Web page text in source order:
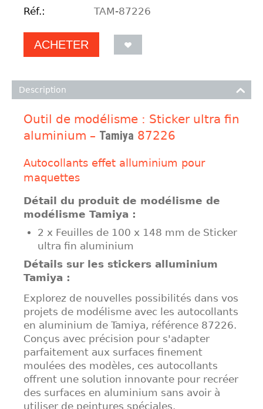
Réf.: TAM-87226
ACHETER
Description
Outil de modélisme : Sticker ultra fin
aluminium – Tamiya 87226
Autocollants effet alluminium pour
maquettes
Détail du produit de modélisme de
modélisme Tamiya :
2 x Feuilles de 100 x 148 mm de Sticker
ultra fin aluminium
Détails sur les stickers alluminium
Tamiya :
Explorez de nouvelles possibilités dans vos
projets de modélisme avec les autocollants
en aluminium de Tamiya, référence 87226.
Conçus avec précision pour s'adapter
parfaitement aux surfaces finement
moulées des modèles, ces autocollants
offrent une solution innovante pour recréer
des surfaces en aluminium sans avoir à
utiliser de peintures spéciales.